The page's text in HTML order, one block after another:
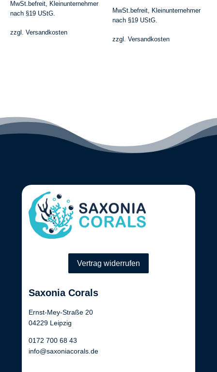
MwSt.befreit, Kleinunternehmer
nach §19 UStG.
zzgl. Versandkosten
MwSt.befreit, Kleinunternehmer
nach §19 UStG.
zzgl.Versandkosten
Vertrag widerrufen
Saxonia Corals
Ernst-Mey-Straße 20
04229 Leipzig
0172 700 68 43
info@saxoniacorals.de